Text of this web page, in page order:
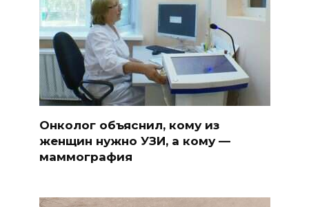
Онколог объяснил, кому из
женщин нужно УЗИ, а кому —
маммография